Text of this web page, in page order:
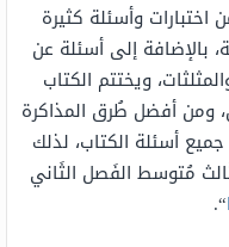
وأسئلة كثيرة
بالإضافة إلى أسئلة عن
ويختتم الكتاب
ومن أفضل طُرق المذاكرة
أسئلة الكتاب، لذلك
مُتوسط الفَصل الثَاني
“.